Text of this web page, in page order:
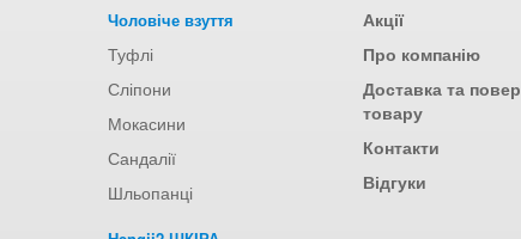
Чоловіче взуття
Туфлі
Сліпони
Мокасини
Сандалії
Шльопанці
Акції
Про компанію
Доставка та
товару
Контакти
Відгуки